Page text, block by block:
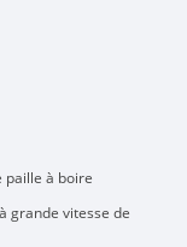
paille à boire
grande vitesse de